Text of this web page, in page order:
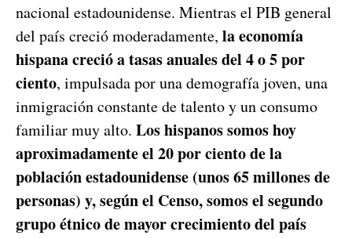
nacional estadounidense. Mientras el PIB general
del país creció moderadamente, la economía
hispana creció a tasas anuales del 4 o 5 por
ciento, impulsada por una demografía joven, una
inmigración constante de talento y un consumo
familiar muy alto. Los hispanos somos hoy
aproximadamente el 20 por ciento de la
población estadounidense (unos 65 millones de
personas) y, según el Censo, somos el segundo
grupo étnico de mayor crecimiento del país